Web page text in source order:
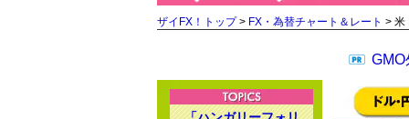
ザイFX！トップ> FX・為替チャート＆レート > 米